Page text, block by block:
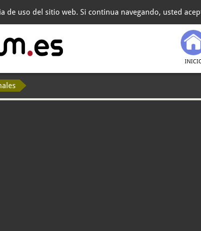
de uso del sitio web. Si continua navegando, usted